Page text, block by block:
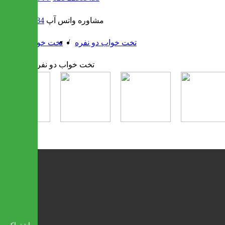
09302308484 مشاوره واتس آپ
تخت خواب / تخت خواب دو نفره